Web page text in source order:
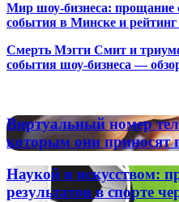
Мир шоу-бизнеса:
события в Минске и
Смерть Мэгги Смит и
события шоу-бизнеса —
Виртуальный
номер
телефона:
причины,
по
которым
Виртуальный номер
которым они приносят
Наукой
и
Наукой и искусством:
результатов в спорте